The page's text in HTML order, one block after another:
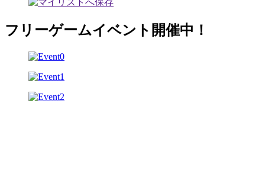
フリーゲームイベント開催中！